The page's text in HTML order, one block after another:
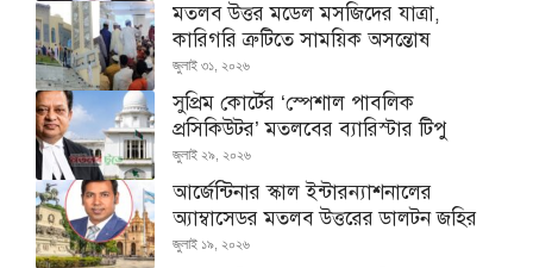
মতলব উত্তর মডেল মসজিদের যাত্রা,
কারিগরি ত্রুটিতে সাময়িক অসন্তোষ
জুলাই ৩১, ২০২৬
সুপ্রিম কোর্টের ‘স্পেশাল পাবলিক
প্রসিকিউটর’ মতলবের ব্যারিস্টার টিপু
জুলাই ২৯, ২০২৬
আর্জেন্টিনার স্কাল ইন্টারন্যাশনালের
অ্যাম্বাসেডর মতলব উত্তরের ডালটন জহির
জুলাই ১৯, ২০২৬